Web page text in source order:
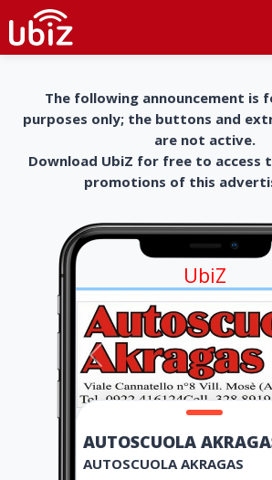
The following announcement is
purposes only; the buttons and
are not active.
Download UbiZ for free to access
promotions of this
UbiZ
AUTOSCUOLA
AUTOSCUOLA AKRAGAS